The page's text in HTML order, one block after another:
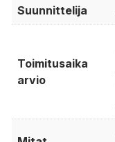
Suunnittelija
Toimitusaika
arvio